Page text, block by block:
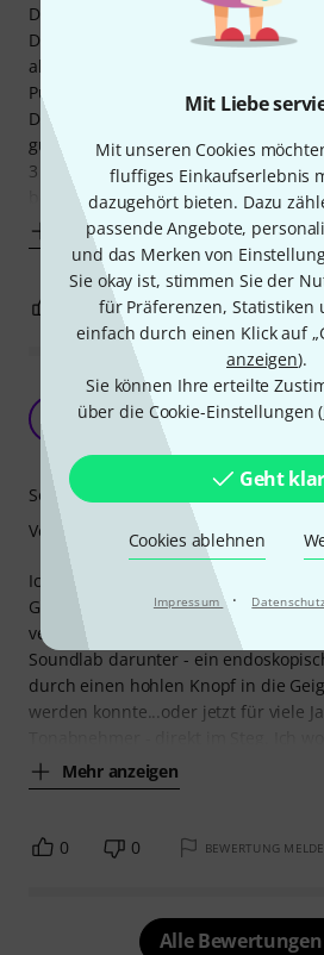
Mit Liebe
Mit unseren Cookies
fluffiges Einkaufserlebnis
dazugehört bieten. Dazu
passende Angebote,
und das Merken von
Sie okay ist, stimmen Sie der
für Präferenzen, Statistiken
einfach durch einen Klick auf
anzeigen).
Sie können Ihre erteilte
über die Cookie-Einstellungen (
Geht klar
Cookies ablehnen
Impressum ·
Die Optik ist sicherlich
Design, habe auf der Arbeit auch ein
als Bildschirmhintergrund... Ich
Punktzahl.
Die Verarbeitung ist auch top. Die
gut aufziehen und die Wirbel laufen
3 Tagen waren die Saiten auch stabil.
bewerten kann, nach
Mehr anzeigen
0 BEWERTUNG
Ein großer Wurf im Design,
Mittelmaß
Ich darf vorab darstellen, dass ich seit
Geige spiele; bislang meist klassische
verschiedensten
Soundlab darunter - ein
durch einen hohlen Knopf in die
werden konnte...oder jetzt für viele
Mehr anzeigen
Sound
Verarbeitung
0 0 BEWERTUNG
Alle